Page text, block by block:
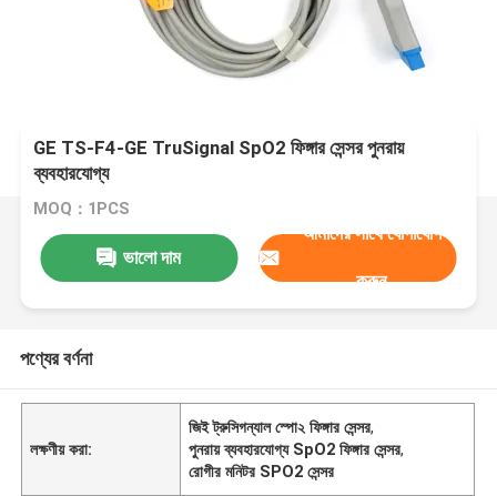
GE TS-F4-GE TruSignal SpO2 ফিঙ্গার সেন্সর পুনরায়
ব্যবহারযোগ্য
MOQ：1PCS
ভালো দাম
আমাদের সাথে যোগাযোগ
করুন
পণ্যের বর্ণনা
লক্ষণীয় করা:
জিই ট্রুসিগন্যাল স্পো২ ফিঙ্গার সেন্সর,
পুনরায় ব্যবহারযোগ্য SpO2 ফিঙ্গার সেন্সর,
রোগীর মনিটর SPO2 সেন্সর